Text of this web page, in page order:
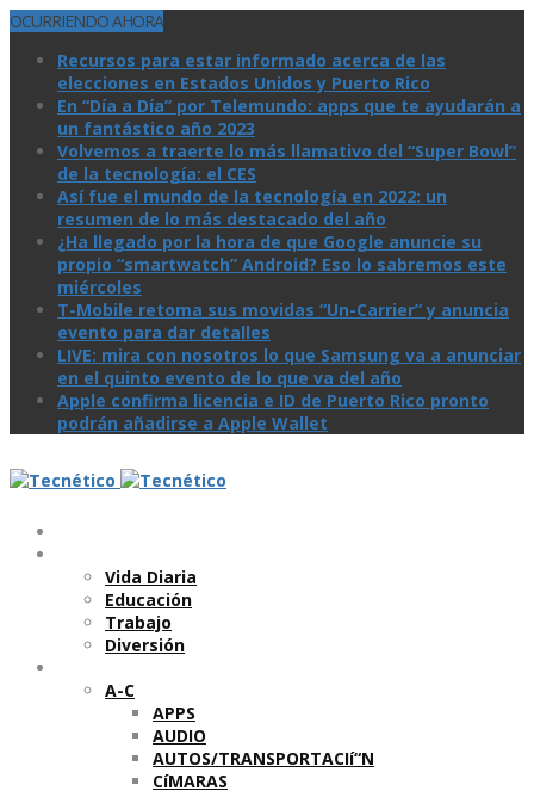
OCURRIENDO AHORA
Recursos para estar informado acerca de las
elecciones en Estados Unidos y Puerto Rico
En “Día a Día” por Telemundo: apps que te ayudarán a
un fantástico año 2023
Volvemos a traerte lo más llamativo del “Super Bowl”
de la tecnologí­a: el CES
Así­ fue el mundo de la tecnologí­a en 2022: un
resumen de lo más destacado del año
¿Ha llegado por la hora de que Google anuncie su
propio “smartwatch” Android? Eso lo sabremos este
miércoles
T-Mobile retoma sus movidas “Un-Carrier” y anuncia
evento para dar detalles
LIVE: mira con nosotros lo que Samsung va a anunciar
en el quinto evento de lo que va del año
Apple confirma licencia e ID de Puerto Rico pronto
podrán añadirse a Apple Wallet
Vida Diaria
Educación
Trabajo
Diversión
A-C
APPS
AUDIO
AUTOS/TRANSPORTACIí“N
CíMARAS